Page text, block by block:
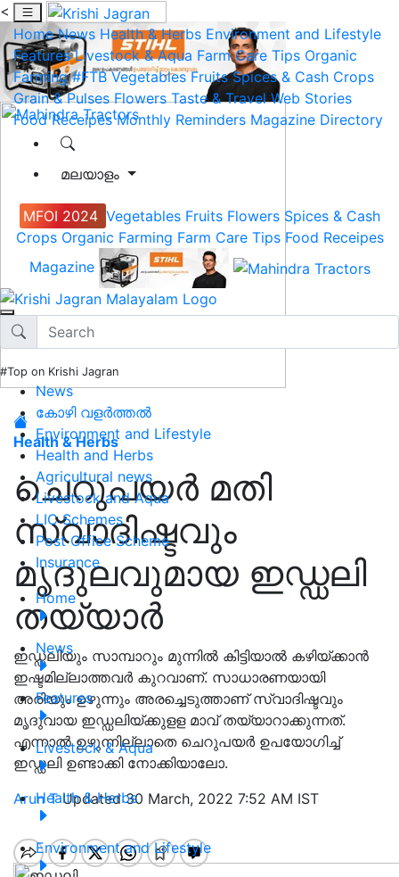
<
Home News Health & Herbs Environment and Lifestyle
Features Livestock & Aqua Farm Care Tips Organic
Farming #FTB Vegetables Fruits Spices & Cash Crops
Grain & Pulses Flowers Taste & Travel Web Stories
Food Receipes Monthly Reminders Magazine Directory
മലയാളം
MFOI 2024 Vegetables Fruits Flowers Spices & Cash
Crops Organic Farming Farm Care Tips Food Receipes
Magazine
#Top on Krishi Jagran
News
കോഴി വളർത്തൽ
Environment and Lifestyle
Health and Herbs
Agricultural news
Livestock and Aqua
LIC Schemes
Post Office Scheme
Insurance
Home
News
Features
Livestock & Aqua
Health & Herbs
Environment and Lifestyle
Health & Herbs
ചെറുപയര്‍ മതി
സ്വാദിഷ്ടവും
മൃദുലവുമായ ഇഡ്ഡലി
തയ്യാര്‍
ഇഡ്ഡലിയും സാമ്പാറും മുന്നില്‍ കിട്ടിയാല്‍ കഴിയ്ക്കാന്‍
ഇഷ്ടമില്ലാത്തവര്‍ കുറവാണ്. സാധാരണയായി
അരിയും ഉഴുന്നും അരച്ചെടുത്താണ് സ്വാദിഷ്ടവും
മൃദുവായ ഇഡ്ഡലിയ്ക്കുളള മാവ് തയ്യാറാക്കുന്നത്.
എന്നാല്‍ ഉഴുന്നില്ലാതെ ചെറുപയര്‍ ഉപയോഗിച്ച്
ഇഡ്ഡലി ഉണ്ടാക്കി നോക്കിയാലോ.
Arun TUpdated 30 March, 2022 7:52 AM IST